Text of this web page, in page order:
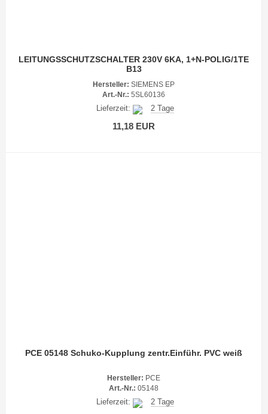
LEITUNGSSCHUTZSCHALTER 230V 6KA, 1+N-POLIG/1TE
B13
Hersteller: SIEMENS EP
Art.-Nr.: 5SL60136
Lieferzeit: 2 Tage
11,18 EUR
PCE 05148 Schuko-Kupplung zentr.Einführ. PVC weiß
Hersteller: PCE
Art.-Nr.: 05148
Lieferzeit: 2 Tage